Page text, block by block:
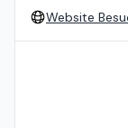
Website